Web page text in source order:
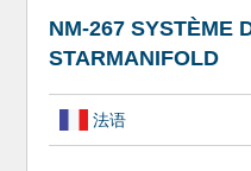
NM-267 SYSTÈME
STARMANIFOLD
法语